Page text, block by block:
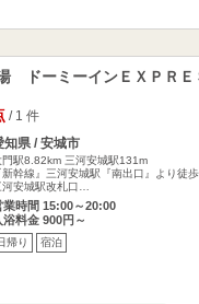
ドーミーインＥＸＰＲＥ
/ 1 件
知県 / 安城市
門駅8.82km 三河安城駅131m
新幹線』三河安城駅『南出口』より徒
河安城駅改札口…
業時間 15:00～20:00
浴料金 900円～
帰り 宿泊